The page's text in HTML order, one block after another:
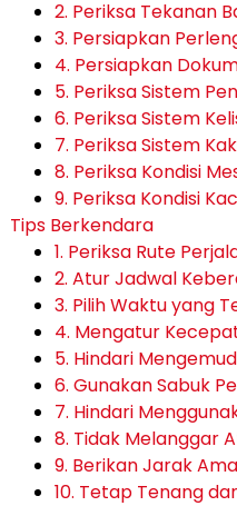
2. Periksa Tekanan
3. Persiapkan
4. Persiapkan
5. Periksa Sistem
6. Periksa Sistem
7. Periksa Sistem
8. Periksa Kondisi
9. Periksa Kondisi
Tips Berkendara
1. Periksa Rute
2. Atur Jadwal
3. Pilih Waktu yang
4. Mengatur
5. Hindari
6. Gunakan Sabuk
7. Hindari
8. Tidak Melanggar
9. Berikan Jarak
10. Tetap Tenang